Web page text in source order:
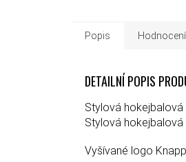
Popis Hodnocení
DETAILNÍ POPIS
Stylová
Stylová
Vyšívané logo